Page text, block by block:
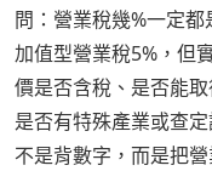
問：營業稅幾%一定
加值型營業稅5%，但
價是否含稅、是否能
是否有特殊產業或查
不是背數字，而是把